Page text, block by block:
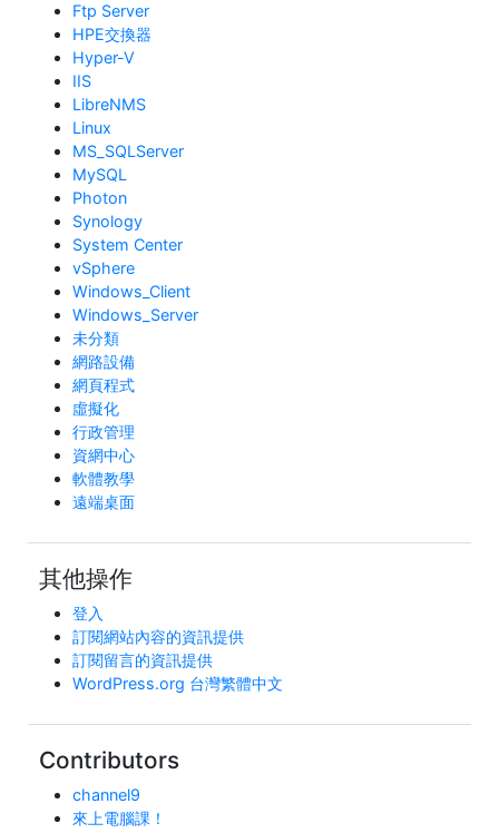
Ftp Server
HPE交換器
Hyper-V
IIS
LibreNMS
Linux
MS_SQLServer
MySQL
Photon
Synology
System Center
vSphere
Windows_Client
Windows_Server
未分類
網路設備
網頁程式
虛擬化
行政管理
資網中心
軟體教學
遠端桌面
其他操作
登入
訂閱網站內容的資訊提供
訂閱留言的資訊提供
WordPress.org 台灣繁體中文
Contributors
channel9
來上電腦課！